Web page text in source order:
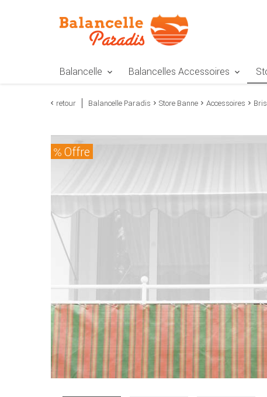
Balancelle Balancelles Accessoires
retour Balancelle Paradis Store Banne Accessoires
Offre